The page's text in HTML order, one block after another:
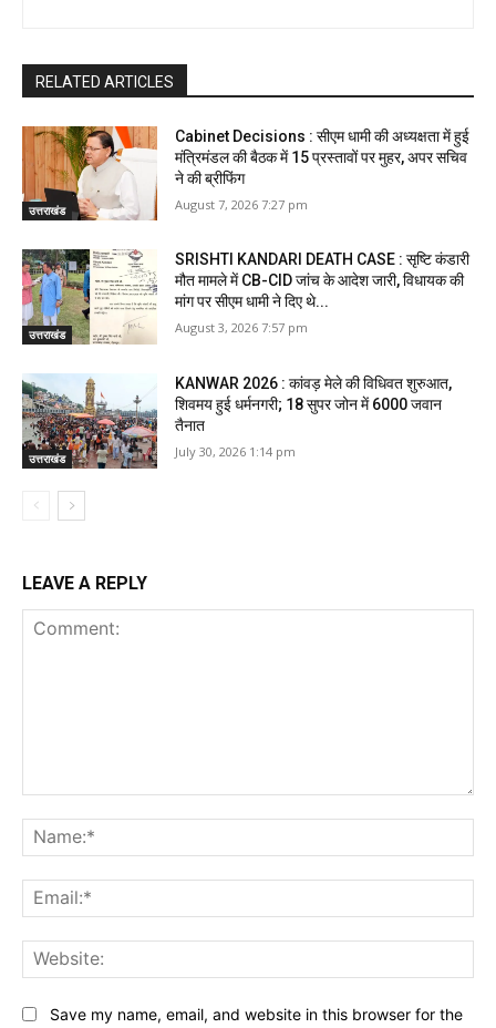
RELATED ARTICLES
उत्तराखंड
Cabinet Decisions : सीएम धामी की अध्यक्षता में हुई
मंत्रिमंडल की बैठक में 15 प्रस्तावों पर मुहर, अपर सचिव
ने की ब्रीफिंग
August 7, 2026 7:27 pm
उत्तराखंड
SRISHTI KANDARI DEATH CASE : सृष्टि कंडारी
मौत मामले में CB-CID जांच के आदेश जारी, विधायक की
मांग पर सीएम धामी ने दिए थे...
August 3, 2026 7:57 pm
उत्तराखंड
KANWAR 2026 : कांवड़ मेले की विधिवत शुरुआत,
शिवमय हुई धर्मनगरी; 18 सुपर जोन में 6000 जवान
तैनात
July 30, 2026 1:14 pm
LEAVE A REPLY
Save my name, email, and website in this browser for the